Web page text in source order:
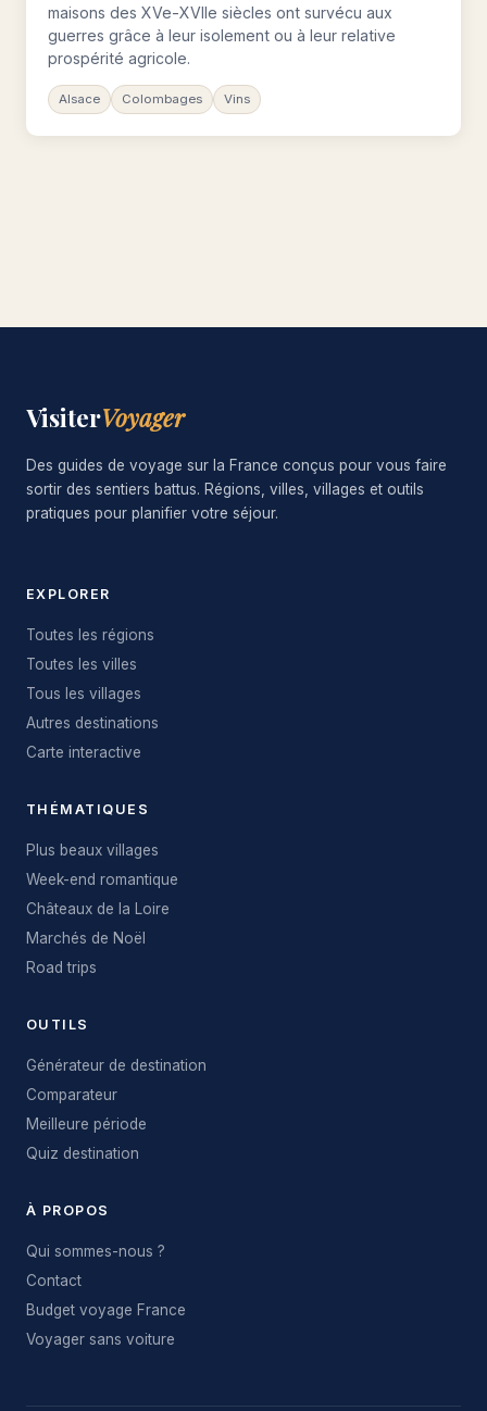
maisons des XVe-XVIIe siècles ont survécu aux
guerres grâce à leur isolement ou à leur relative
prospérité agricole.
Alsace Colombages Vins
VisiterVoyager
Des guides de voyage sur la France conçus pour vous faire
sortir des sentiers battus. Régions, villes, villages et outils
pratiques pour planifier votre séjour.
EXPLORER
Toutes les régions
Toutes les villes
Tous les villages
Autres destinations
Carte interactive
THÉMATIQUES
Plus beaux villages
Week-end romantique
Châteaux de la Loire
Marchés de Noël
Road trips
OUTILS
Générateur de destination
Comparateur
Meilleure période
Quiz destination
À PROPOS
Qui sommes-nous ?
Contact
Budget voyage France
Voyager sans voiture